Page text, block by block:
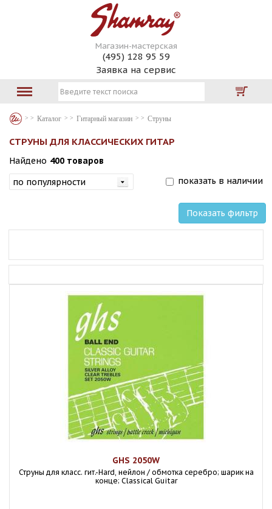
Магазин-мастерская
(495) 128 95 59
Заявка на сервис
Каталог Гитарный магазин Струны
СТРУНЫ ДЛЯ КЛАССИЧЕСКИХ ГИТАР
Найдено 400 товаров
показать в наличии
Показать фильтр
GHS 2050W
Струны для класс. гит.-Hard, нейлон / обмотка серебро; шарик на
конце; Classical Guitar